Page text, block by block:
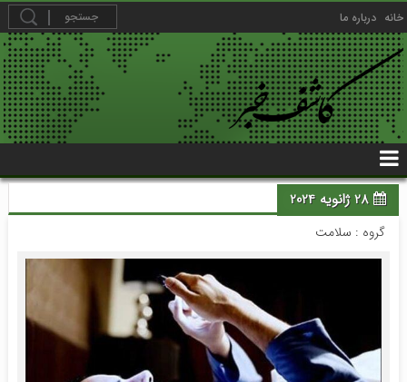
خانه درباره ما
28 ژانویه 2024
گروه : سلامت